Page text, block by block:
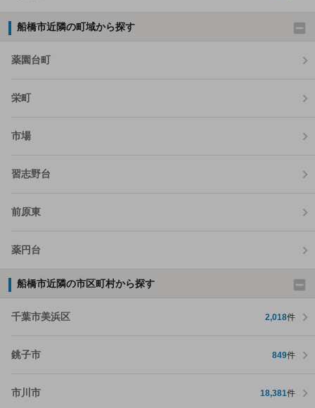
船橋市近隣の町域から探す
薬園台町
栄町
市場
習志野台
前原東
薬円台
船橋市近隣の市区町村から探す
千葉市美浜区 2,018件
銚子市 849件
市川市 18,381件